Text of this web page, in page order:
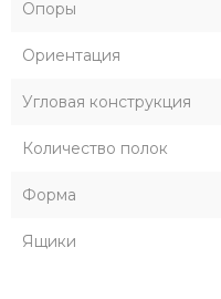
Опоры
Ориентация
Угловая конструкция
Количество полок
Форма
Ящики